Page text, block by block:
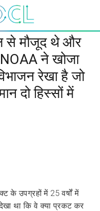
से मौजूद थे और
ने खोजा
रेखा है जो
दो हिस्सों में
के उपग्रहों में 25 वर्षों में
था कि वे क्या प्रकट कर